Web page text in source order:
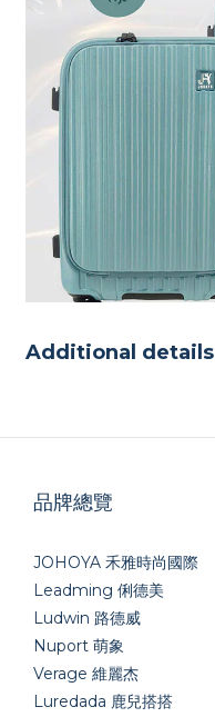
Additional details
品牌總覽
JOHOYA 禾雅時尚國際
Leadming 俐德美
Ludwin 路德威
Nuport 萌象
Verage 維麗杰
Luredada 鹿兒搭搭